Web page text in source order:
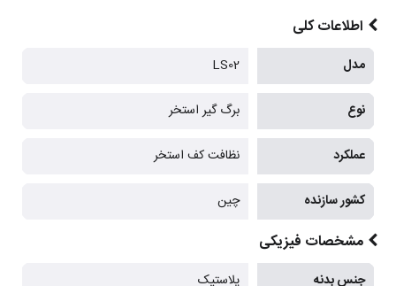
اطلاعات کلی
مدل LS02
نوع برگ گیر استخر
عملکرد نظافت کف استخر
کشور سازنده چین
مشخصات فیزیکی
جنس بدنه پلاستیک